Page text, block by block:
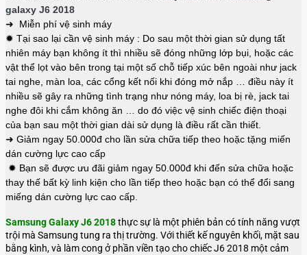
galaxy J6 2018
➜ Miễn phí vệ sinh máy
✹ Tại sao lại cần vệ sinh máy : Do sau một thời gian sử dụng tất
nhiên máy bạn không ít thì nhiều sẽ đóng những lớp bụi, hoặc các
vật thể lọt vào bên trong tại một số chỗ tiếp xúc bên ngoài như jack
tai nghe, màn loa, các cổng kết nối khi đóng mở nắp … điều này ít
nhiều sẽ gây ra những tình trạng như nóng máy, loa bị rè, jack tai
nghe đôi khi cắm không ăn … do đó việc vệ sinh chiếc điện thoại
của bạn sau một thời gian dài sử dụng là điều rất cần thiết.
➜ Giảm ngay 50.000đ cho lần sửa chữa tiếp theo hoặc tặng miến
dán cường lực cao cấp
✹ Bạn sẽ được ưu đãi giảm ngay 50.000đ khi đến sửa chữa hoặc
thay thế bất kỳ linh kiện cho lần tiếp theo hoặc bạn có thể đổi sang
miếng dán cường lực cao cấp.
Samsung Galaxy J6 2018thực sự là một phiên bản có tính năng vượt
trội mà Samsung tung ra thị trường. Với thiết kế nguyên khối, mặt sau
bằng kình, và làm cong ở phần viền tạo cho chiếc J6 2018 một cảm